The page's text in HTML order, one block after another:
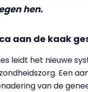
hen.
aan de kaak
leidt het nieuwe
Een
van de